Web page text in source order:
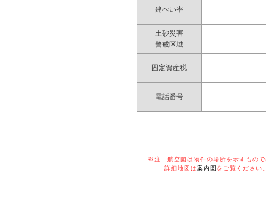
建ぺい率
土砂災害
警戒区域
固定資産税
電話番号
※注 航空図は物件の場所を示すものでは
詳細地図は案内図 をご覧ください